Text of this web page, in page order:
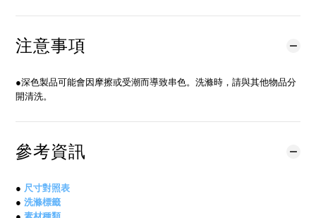
注意事項
●深色製品可能會因摩擦或受潮而導致串色。洗滌時，請與其他物品分
開清洗。
參考資訊
● 尺寸對照表
● 洗滌標籤